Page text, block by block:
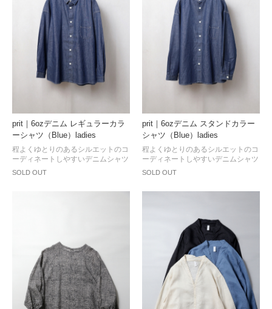
prit｜6ozデニム レギュラーカラ
ーシャツ（Blue）ladies
SOLD OUT
程よくゆとりのあるシルエットのコ
ーディネートしやすいデニムシャツ
prit｜6ozデニム スタンドカラー
シャツ（Blue）ladies
SOLD OUT
程よくゆとりのあるシルエットのコ
ーディネートしやすいデニムシャツ